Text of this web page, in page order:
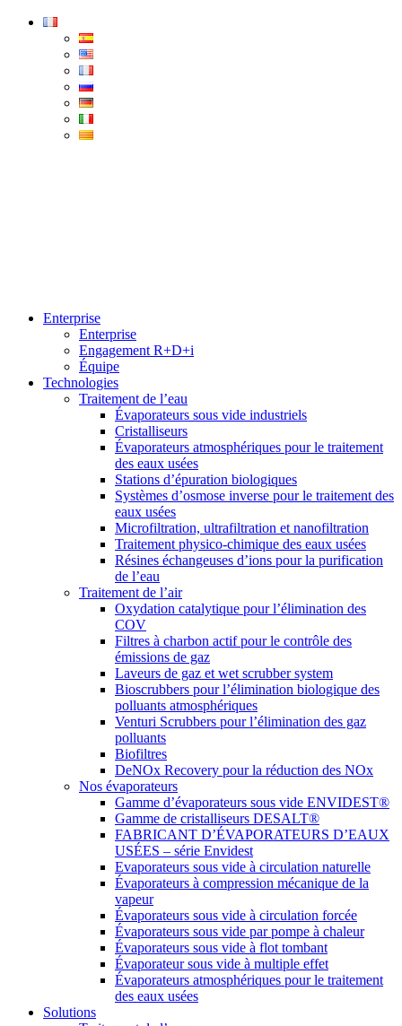
Condorchem
Enterprise
Enterprise
Engagement R+D+i
Équipe
Technologies
Traitement de l’eau
Évaporateurs sous vide industriels
Cristalliseurs
Évaporateurs atmosphériques pour le traitement
des eaux usées
Stations d’épuration biologiques
Systèmes d’osmose inverse pour le traitement des
eaux usées
Microfiltration, ultrafiltration et nanofiltration
Traitement physico-chimique des eaux usées
Résines échangeuses d’ions pour la purification
de l’eau
Traitement de l’air
Oxydation catalytique pour l’élimination des
COV
Filtres à charbon actif pour le contrôle des
émissions de gaz
Laveurs de gaz et wet scrubber system
Bioscrubbers pour l’élimination biologique des
polluants atmosphériques
Venturi Scrubbers pour l’élimination des gaz
polluants
Biofiltres
DeNOx Recovery pour la réduction des NOx
Nos évaporateurs
Gamme d’évaporateurs sous vide ENVIDEST®
Gamme de cristalliseurs DESALT®
FABRICANT D’ÉVAPORATEURS D’EAUX
USÉES – série Envidest
Evaporateurs sous vide à circulation naturelle
Évaporateurs à compression mécanique de la
vapeur
Évaporateurs sous vide à circulation forcée
Évaporateurs sous vide par pompe à chaleur
Évaporateurs sous vide à flot tombant
Évaporateur sous vide à multiple effet
Évaporateurs atmosphériques pour le traitement
des eaux usées
Solutions